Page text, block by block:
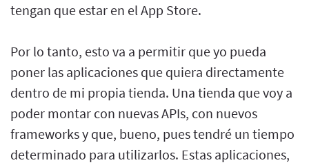
tengan que estar en el App Store.
Por lo tanto, esto va a permitir que yo pueda
poner las aplicaciones que quiera directamente
dentro de mi propia tienda. Una tienda que voy a
poder montar con nuevas APIs, con nuevos
frameworks y que, bueno, pues tendré un tiempo
determinado para utilizarlos. Estas aplicaciones,